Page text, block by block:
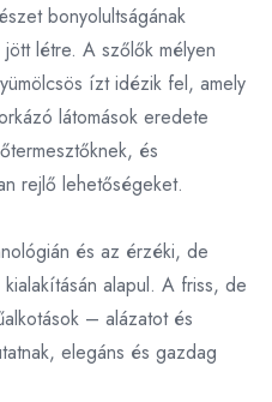
bonyolultságának
létre. A szőlők mélyen
ízt idézik fel, amely
látomások eredete
és
rejlő lehetőségeket.
és az érzéki, de
alapul. A friss, de
– alázatot és
elegáns és gazdag